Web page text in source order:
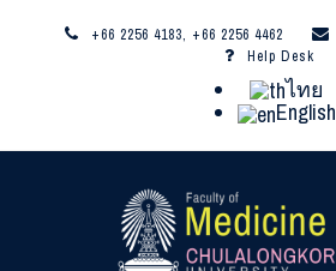
+66 2256 4183, +66 2256 4462
Help Desk
ไทย
English